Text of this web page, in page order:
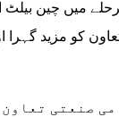
کو مزید